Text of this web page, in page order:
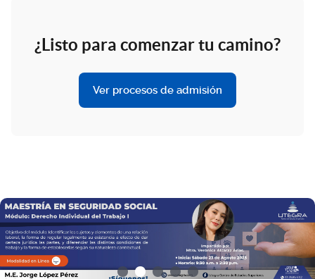
¿Listo para comenzar tu camino?
Ver procesos de admisión